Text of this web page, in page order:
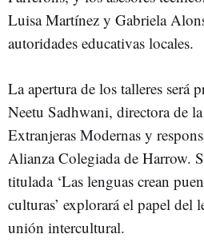
Luisa Martínez y Gabriela
autoridades educativas locales.
La apertura de los talleres será
Neetu Sadhwani, directora de
Extranjeras Modernas y
Alianza Colegiada de Harrow.
titulada ‘Las lenguas crean
culturas’ explorará el papel del
unión intercultural.